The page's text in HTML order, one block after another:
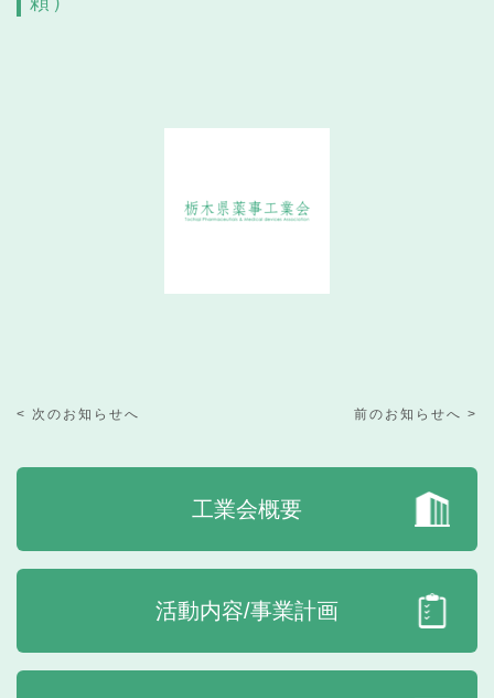
< 次のお知らせへ 前のお知らせへ >
工業会概要
活動内容/事業計画